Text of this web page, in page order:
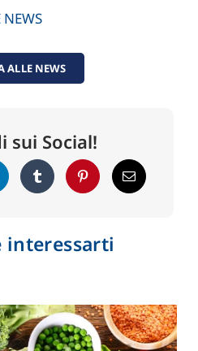
NEWS
ALLE NEWS
sui Social!
interessarti